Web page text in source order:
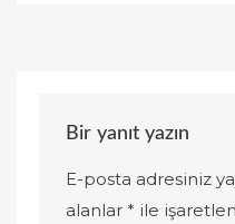
Bir yanıt yazın
E-posta adresiniz
alanlar* ile